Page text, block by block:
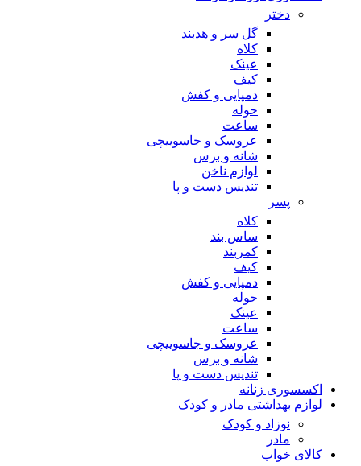
دختر
گل سر و هدبند
کلاه
عینک
کیف
دمپایی و کفش
حوله
ساعت
عروسک و جاسوییچی
شانه و برس
لوازم ناخن
تندیس دست و پا
پسر
کلاه
ساس بند
کمربند
کیف
دمپایی و کفش
حوله
عینک
ساعت
عروسک و جاسوییچی
شانه و برس
تندیس دست و پا
اکسسوری زنانه
لوازم بهداشتی مادر و کودک
نوزاد و کودک
مادر
کالای خواب